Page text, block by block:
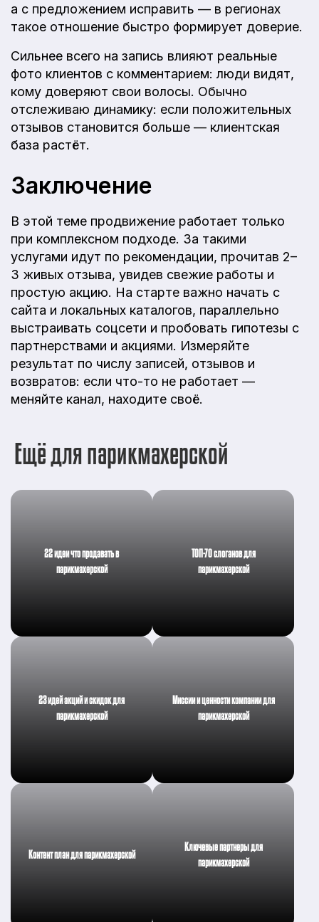
а с предложением исправить — в регионах
такое отношение быстро формирует доверие.
Сильнее всего на запись влияют реальные
фото клиентов с комментарием: люди видят,
кому доверяют свои волосы. Обычно
отслеживаю динамику: если положительных
отзывов становится больше — клиентская
база растёт.
Заключение
В этой теме продвижение работает только
при комплексном подходе. За такими
услугами идут по рекомендации, прочитав 2–
3 живых отзыва, увидев свежие работы и
простую акцию. На старте важно начать с
сайта и локальных каталогов, параллельно
выстраивать соцсети и пробовать гипотезы с
партнерствами и акциями. Измеряйте
результат по числу записей, отзывов и
возвратов: если что-то не работает —
меняйте канал, находите своё.
Ещё для парикмахерской
22 идеи что продавать в
парикмахерской
ТОП-70 слоганов для
парикмахерской
23 идей акций и скидок для
парикмахерской
Миссии и ценности компании для
парикмахерской
Контент план для парикмахерской
Ключевые партнеры для
парикмахерской